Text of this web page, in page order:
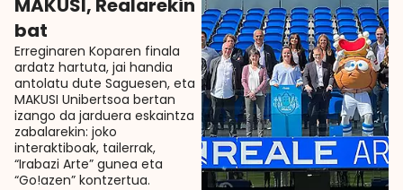
MAKUSI, Realarekin
bat
Erreginaren Koparen finala
ardatz hartuta, jai handia
antolatu dute Saguesen, eta
MAKUSI Unibertsoa bertan
izango da jarduera eskaintza
zabalarekin: joko
interaktiboak, tailerrak,
“Irabazi Arte” gunea eta
“Go!azen” kontzertua.